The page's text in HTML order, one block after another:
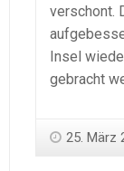
verschont.
Insel
gebracht
25. März